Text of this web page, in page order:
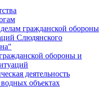
гражданской обороны
Слюдянского
обороны и
деятельность
объектах